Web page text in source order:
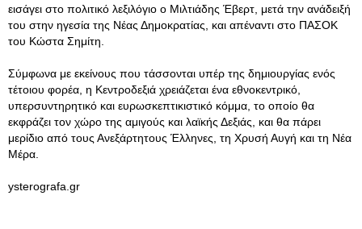
εισάγει στο πολιτικό λεξιλόγιο ο Μιλτιάδης Έβερτ, μετά την ανάδειξή
του στην ηγεσία της Νέας Δημοκρατίας, και απέναντι στο ΠΑΣΟΚ
του Κώστα Σημίτη.
Σύμφωνα με εκείνους που τάσσονται υπέρ της δημιουργίας ενός
τέτοιου φορέα, η Κεντροδεξιά χρειάζεται ένα εθνοκεντρικό,
υπερσυντηρητικό και ευρωσκεπτικιστικό κόμμα, το οποίο θα
εκφράζει τον χώρο της αμιγούς και λαϊκής Δεξιάς, και θα πάρει
μερίδιο από τους Ανεξάρτητους Έλληνες, τη Χρυσή Αυγή και τη Νέα
Μέρα.
ysterografa.gr